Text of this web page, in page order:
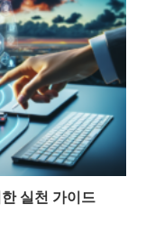
실천 가이드